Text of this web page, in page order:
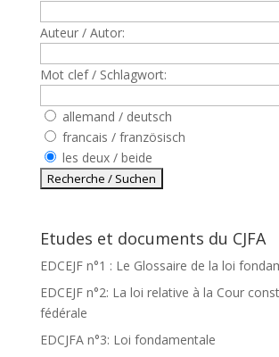
Auteur / Autor:
Mot clef / Schlagwort:
allemand / deutsch
francais / französisch
les deux / beide
Etudes et documents du CJFA
EDCEJF n°1 : Le Glossaire de la loi
EDCEJF n°2: La loi relative à la Cour
fédérale
EDCJFA n°3: Loi fondamentale